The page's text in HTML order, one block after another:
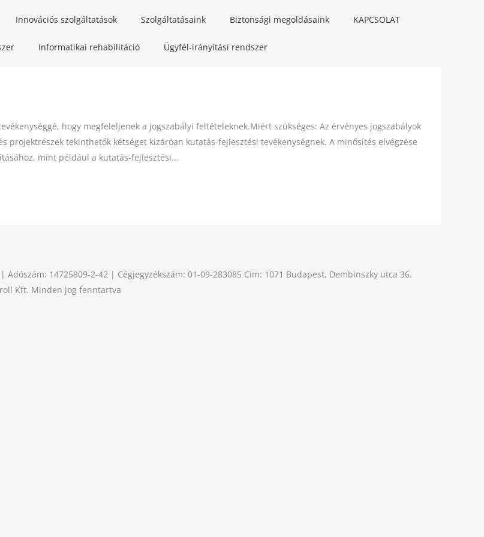
Innovációs szolgáltatások Szolgáltatásaink Biztonsági megoldásaink KAPCSOLAT
Informatikai rehabilitáció Ügyfél-irányítási rendszer
hogy megfeleljenek a jogszabályi feltételeknek.Miért szükséges: Az érvényes jogszabályok
tekinthetők kétséget kizáróan kutatás-fejlesztési tevékenységnek. A minősítés elvégzése
mint például a kutatás-fejlesztési...
14725809-2-42 | Cégjegyzékszám: 01-09-283085 Cím: 1071 Budapest, Dembinszky utca 36.
Kft. Minden jog fenntartva